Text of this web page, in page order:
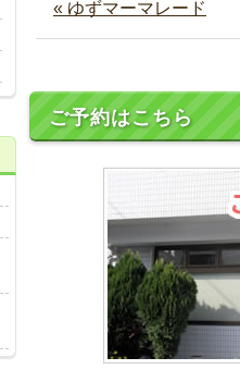
« ゆずマーマレード
ご予約はこちら